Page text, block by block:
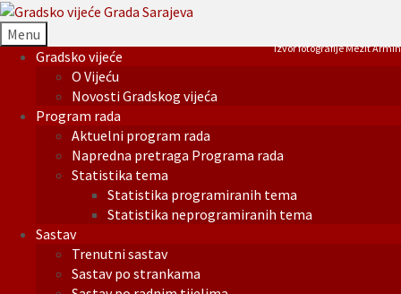
Menu
Gradsko vijeće
O Vijeću
Novosti Gradskog vijeća
Program rada
Aktuelni program rada
Napredna pretraga Programa rada
Statistika tema
Statistika programiranih tema
Statistika neprogramiranih tema
Sastav
Trenutni sastav
Sastav po strankama
Izvor fotografije Mezit Armin